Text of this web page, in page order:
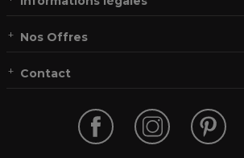
Nos Offres
Contact